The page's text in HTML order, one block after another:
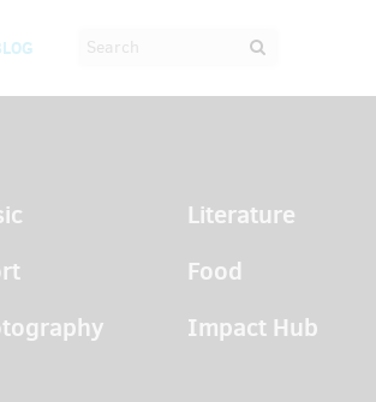
Literature
Food
Impact Hub